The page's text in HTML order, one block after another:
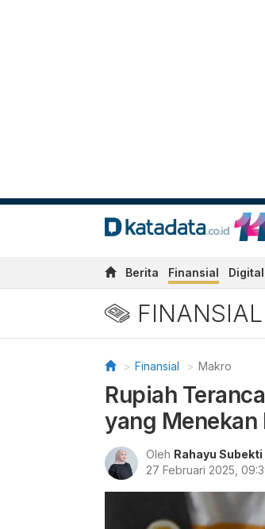
Berita Finansial Digital
FINANSIAL
Finansial Makro
Rupiah
yang Menekan
Oleh Rahayu Subekti
27 Februari 2025,